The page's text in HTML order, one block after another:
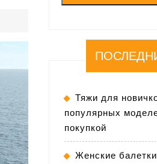
Тяжи для
популярных
покупкой
Женские